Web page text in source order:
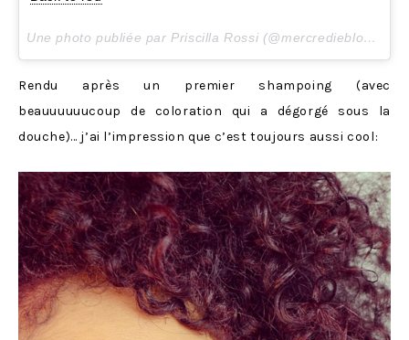
Une photo publiée par Priscilla Rossi (@mercredieblog) le
Rendu après un premier shampoing (avec
beauuuuuucoup de coloration qui a dégorgé sous la
douche)… j’ai l’impression que c’est toujours aussi cool: